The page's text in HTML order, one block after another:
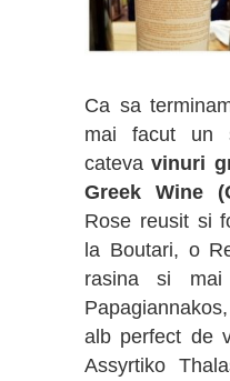
Ca sa
mai facut un
catevavinuri
Greek Wine
Rose reusit si
la Boutari, o
rasina si
alb perfect de
Assyrtiko